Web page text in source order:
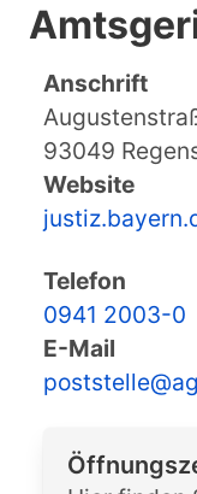
Anschrift
93049
Website
Telefon
0941 2003-0
E-Mail